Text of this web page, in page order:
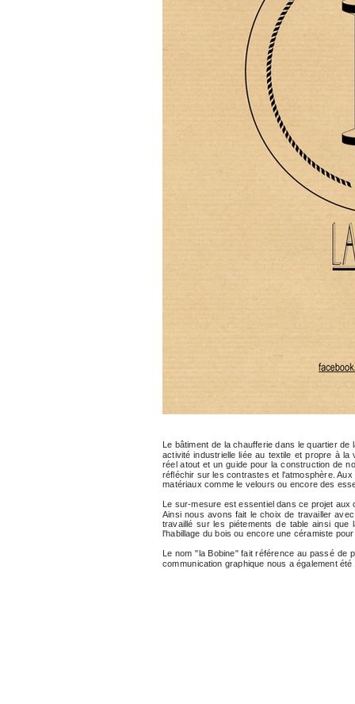
Le bâtiment de la chaufferie dans le quartier
activité industrielle liée au textile et propre à
réel atout et un guide pour la construction de
réfléchir sur les contrastes et l'atmosphère.
matériaux comme le velours ou encore des
Le sur-mesure est essentiel dans ce projet
Ainsi nous avons fait le choix de travailler
travaillé sur les piétements de table ainsi
l'habillage du bois ou encore une céramiste
Le nom "la Bobine" fait référence au passé de
communication graphique nous a également